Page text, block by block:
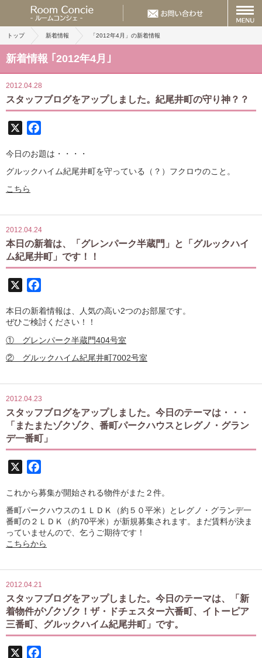
トップ 新着情報 「2012年4月」の新着情報
新着情報 ｢2012年4月｣
2012.04.28
スタッフブログをアップしました。紀尾井町の守り神？？
今日のお題は・・・・
グルックハイム紀尾井町を守っている（？）フクロウのこと。
こちら
2012.04.24
本日の新着は、「グレンパーク半蔵門」と「グルックハイ
ム紀尾井町」です！！
本日の新着情報は、人気の高い2つのお部屋です。
ぜひご検討ください！！
① グレンパーク半蔵門404号室
② グルックハイム紀尾井町7002号室
2012.04.23
スタッフブログをアップしました。今日のテーマは・・・
「またまたゾクゾク、番町パークハウスとレグノ・グラン
デ一番町」
これから募集が開始される物件がまた２件。
番町パークハウスの１ＬＤＫ（約５０平米）とレグノ・グランデ一
番町の２ＬＤＫ（約70平米）が新規募集されます。まだ賃料が決ま
っていませんので、乞うご期待です！
こちらから
2012.04.21
スタッフブログをアップしました。今日のテーマは、「新
着物件がゾクゾク！ザ・ドチェスター六番町、イトーピア
三番町、グルックハイム紀尾井町」です。